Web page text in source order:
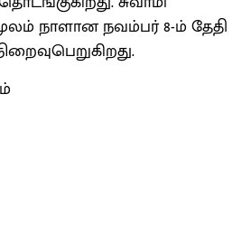
நாளான நவம்பர் 8-ம் தேதி